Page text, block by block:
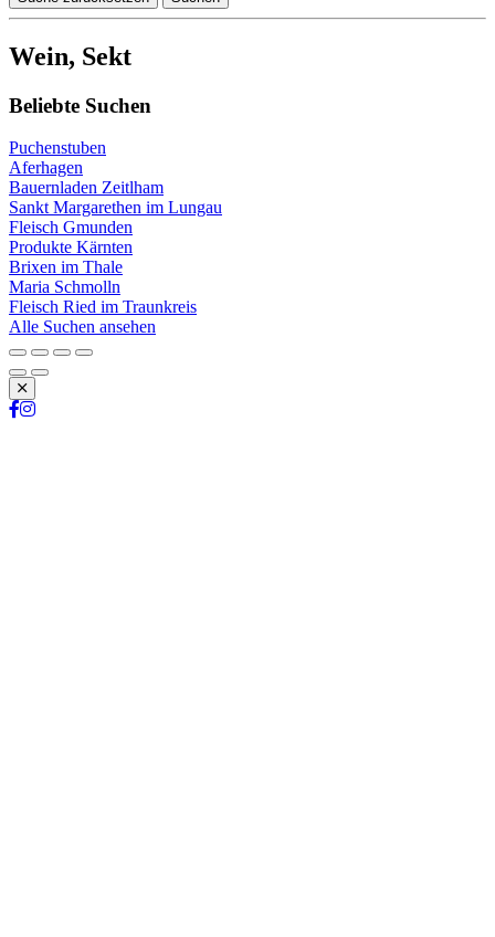
Wein, Sekt
Beliebte Suchen
Puchenstuben
Aferhagen
Bauernladen Zeitlham
Sankt Margarethen im Lungau
Fleisch Gmunden
Produkte Kärnten
Brixen im Thale
Maria Schmolln
Fleisch Ried im Traunkreis
Alle Suchen ansehen
Schließen